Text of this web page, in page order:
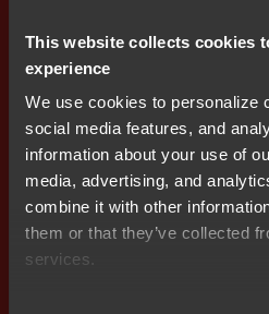
This website collects cookies
experience
We use cookies to personalize
social media features, and
information about your use of
media, advertising, and
combine it with other
them or that they’ve collected
services.
transportörer bildades
effektivisera
processer. INTTRA gör det
speditörer, tredje part av
importörer och industriportaler
spårning av frakter hos många
integrerad process. INTTRAs
tillmötesgår dagens krav på
neutralitet och förtroende över